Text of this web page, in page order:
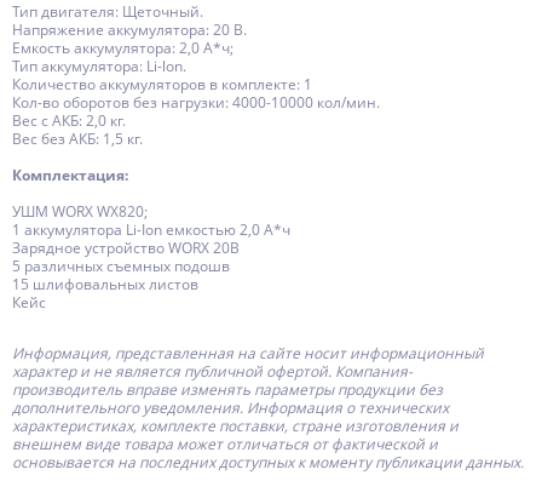
Тип двигателя: Щеточный.
Напряжение аккумулятора: 20 В.
Емкость аккумулятора: 2,0 А*ч;
Тип аккумулятора: Li-lon.
Количество аккумуляторов в комплекте: 1
Кол-во оборотов без нагрузки: 4000-10000 кол/мин.
Вес с АКБ: 2,0 кг.
Вес без АКБ: 1,5 кг.
Комплектация:
УШМ WORX WX820;
1 аккумулятора Li-Ion емкостью 2,0 А*ч
Зарядное устройство WORX 20В
5 различных съемных подошв
15 шлифовальных листов
Кейс
Информация, представленная на сайте носит информационный
характер и не является публичной офертой. Компания-
производитель вправе изменять параметры продукции без
дополнительного уведомления. Информация о технических
характеристиках, комплекте поставки, стране изготовления и
внешнем виде товара может отличаться от фактической и
основывается на последних доступных к моменту публикации данных.